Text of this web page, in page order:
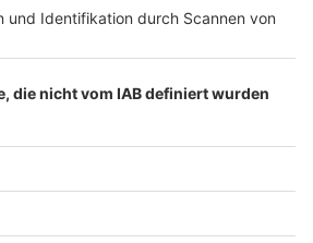
Datenschutz Impressum